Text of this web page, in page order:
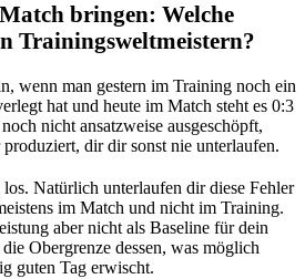
bringen: Welche
Trainingsweltmeistern?
wenn man gestern im Training noch ein
hat und heute im Match steht es 0:3
nicht ansatzweise ausgeschöpft,
produziert, dir dir sonst nie unterlaufen.
Natürlich unterlaufen dir diese Fehler
im Match und nicht im Training.
aber nicht als Baseline für dein
Obergrenze dessen, was möglich
guten Tag erwischt.